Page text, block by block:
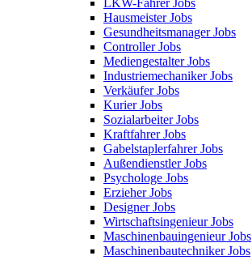
LKW-Fahrer Jobs
Hausmeister Jobs
Gesundheitsmanager Jobs
Controller Jobs
Mediengestalter Jobs
Industriemechaniker Jobs
Verkäufer Jobs
Kurier Jobs
Sozialarbeiter Jobs
Kraftfahrer Jobs
Gabelstaplerfahrer Jobs
Außendienstler Jobs
Psychologe Jobs
Erzieher Jobs
Designer Jobs
Wirtschaftsingenieur Jobs
Maschinenbauingenieur Jobs
Maschinenbautechniker Jobs